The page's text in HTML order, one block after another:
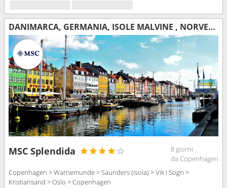
DANIMARCA, GERMANIA, ISOLE MALVINE , NORVEGIA
MSC Splendida
8 giorni
da Copenhagen
Copenhagen > Warnemunde > Saunders (isola) > Vik I Sogn >
Kristiansand > Oslo > Copenhagen